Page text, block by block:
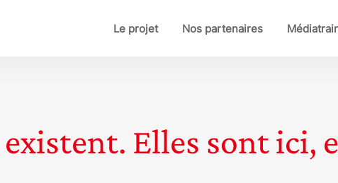
Le projet Nos partenaires
existent. Elles sont ici,